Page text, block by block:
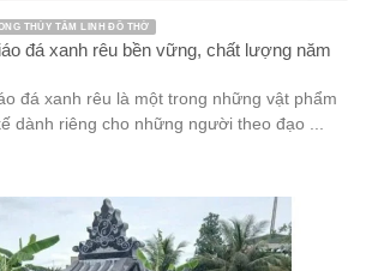
THỦY TÂM LINH ĐỒ THỜ
đá xanh rêu bền vững, chất lượng năm
đá xanh rêu là một trong những vật phẩm
dành riêng cho những người theo đạo ...